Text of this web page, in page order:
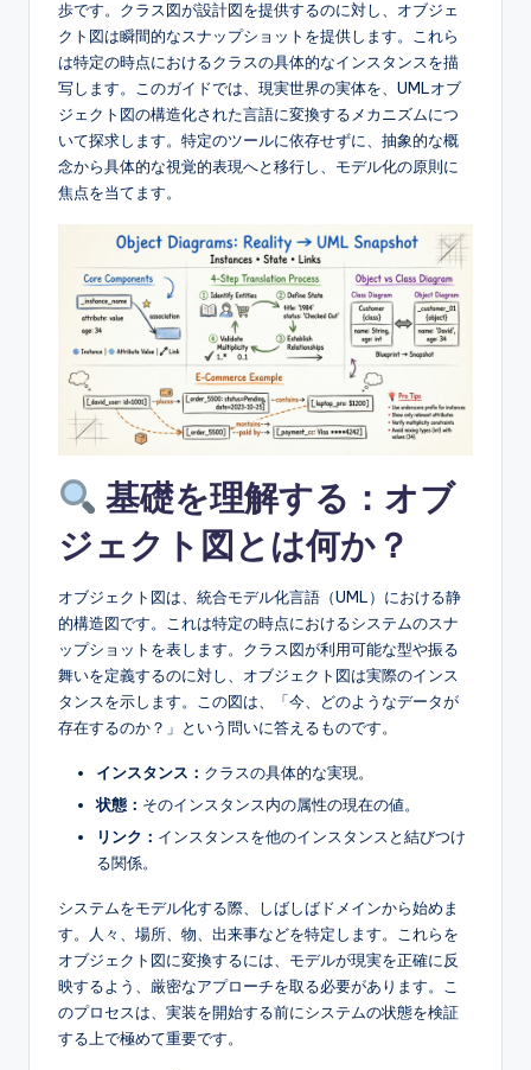
A
o
it
歩です。クラス図が設計図を提供するのに対し、オブジェ
クト図は瞬間的なスナップショットを提供します。これら
は特定の時点におけるクラスの具体的なインスタンスを描
写します。このガイドでは、現実世界の実体を、UMLオブ
ジェクト図の構造化された言語に変換するメカニズムにつ
いて探求します。特定のツールに依存せずに、抽象的な概
念から具体的な視覚的表現へと移行し、モデル化の原則に
焦点を当てます。
基礎を理解する：オブ
ジェクト図とは何か？
オブジェクト図は、統合モデル化言語（UML）における静
的構造図です。これは特定の時点におけるシステムのスナ
ップショットを表します。クラス図が利用可能な型や振る
舞いを定義するのに対し、オブジェクト図は実際のインス
タンスを示します。この図は、「今、どのようなデータが
存在するのか？」という問いに答えるものです。
インスタンス： クラスの具体的な実現。
状態： そのインスタンス内の属性の現在の値。
リンク： インスタンスを他のインスタンスと結びつけ
る関係。
システムをモデル化する際、しばしばドメインから始めま
す。人々、場所、物、出来事などを特定します。これらを
オブジェクト図に変換するには、モデルが現実を正確に反
映するよう、厳密なアプローチを取る必要があります。こ
のプロセスは、実装を開始する前にシステムの状態を検証
する上で極めて重要です。